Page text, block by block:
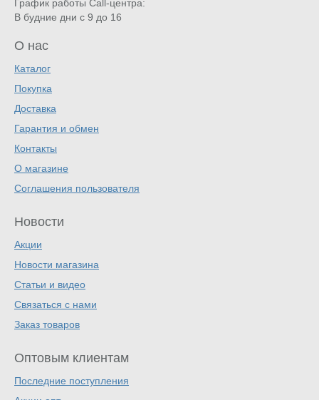
График работы Call-центра:
В будние дни с 9 до 16
О нас
Каталог
Покупка
Доставка
Гарантия и обмен
Контакты
О магазине
Соглашения пользователя
Новости
Акции
Новости магазина
Статьи и видео
Связаться с нами
Заказ товаров
Оптовым клиентам
Последние поступления